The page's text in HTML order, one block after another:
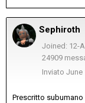
Sephiroth
Joined: 12-
24909
Inviato June
Prescritto